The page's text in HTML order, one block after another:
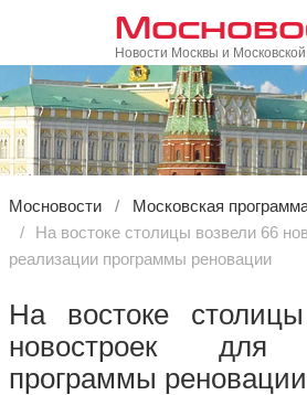
Новости Москвы и
Мосновости
Московская
На востоке столицы возвели 66
реализации программы реновации
На востоке
новостроек для
программы реновации